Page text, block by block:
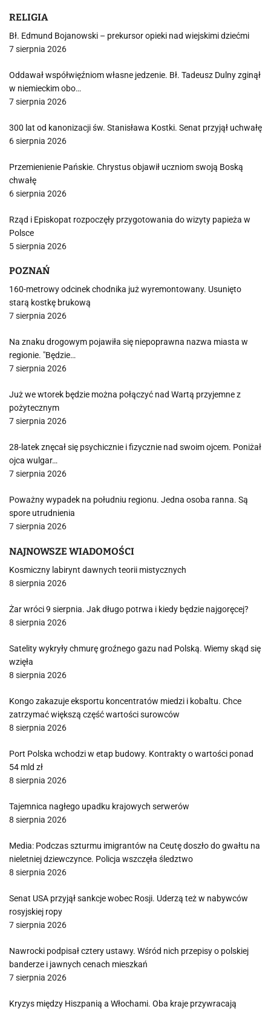
RELIGIA
Bł. Edmund Bojanowski – prekursor opieki nad wiejskimi dziećmi
7 sierpnia 2026
Oddawał współwięźniom własne jedzenie. Bł. Tadeusz Dulny zginął
w niemieckim obo…
7 sierpnia 2026
300 lat od kanonizacji św. Stanisława Kostki. Senat przyjął uchwałę
6 sierpnia 2026
Przemienienie Pańskie. Chrystus objawił uczniom swoją Boską
chwałę
6 sierpnia 2026
Rząd i Episkopat rozpoczęły przygotowania do wizyty papieża w
Polsce
5 sierpnia 2026
POZNAŃ
160-metrowy odcinek chodnika już wyremontowany. Usunięto
starą kostkę brukową
7 sierpnia 2026
Na znaku drogowym pojawiła się niepoprawna nazwa miasta w
regionie. "Będzie…
7 sierpnia 2026
Już we wtorek będzie można połączyć nad Wartą przyjemne z
pożytecznym
7 sierpnia 2026
28-latek znęcał się psychicznie i fizycznie nad swoim ojcem. Poniżał
ojca wulgar…
7 sierpnia 2026
Poważny wypadek na południu regionu. Jedna osoba ranna. Są
spore utrudnienia
7 sierpnia 2026
NAJNOWSZE WIADOMOŚCI
Kosmiczny labirynt dawnych teorii mistycznych
8 sierpnia 2026
Żar wróci 9 sierpnia. Jak długo potrwa i kiedy będzie najgoręcej?
8 sierpnia 2026
Satelity wykryły chmurę groźnego gazu nad Polską. Wiemy skąd się
wzięła
8 sierpnia 2026
Kongo zakazuje eksportu koncentratów miedzi i kobaltu. Chce
zatrzymać większą część wartości surowców
8 sierpnia 2026
Port Polska wchodzi w etap budowy. Kontrakty o wartości ponad
54 mld zł
8 sierpnia 2026
Tajemnica nagłego upadku krajowych serwerów
8 sierpnia 2026
Media: Podczas szturmu imigrantów na Ceutę doszło do gwałtu na
nieletniej dziewczynce. Policja wszczęła śledztwo
8 sierpnia 2026
Senat USA przyjął sankcje wobec Rosji. Uderzą też w nabywców
rosyjskiej ropy
7 sierpnia 2026
Nawrocki podpisał cztery ustawy. Wśród nich przepisy o polskiej
banderze i jawnych cenach mieszkań
7 sierpnia 2026
Kryzys między Hiszpanią a Włochami. Oba kraje przywracają